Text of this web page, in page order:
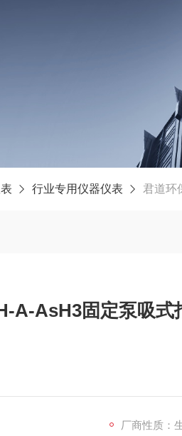
行业专用仪器仪表 君道环
A-AsH3固定泵吸式
厂商性质：